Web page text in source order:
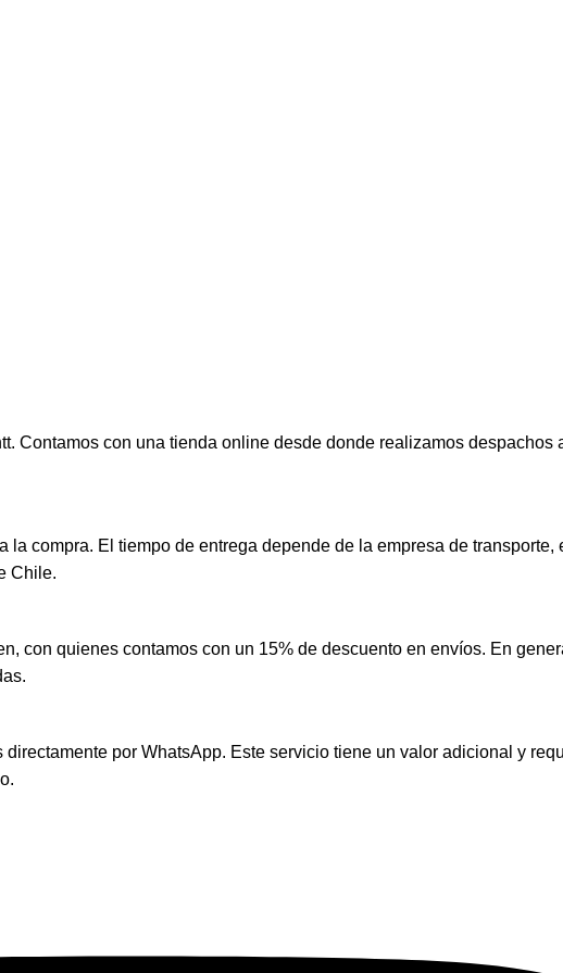
Contamos con una tienda online desde donde realizamos despachos
compra. El tiempo de entrega depende de la empresa de transporte,
Chile.
con quienes contamos con un 15% de descuento en envíos. En
por WhatsApp. Este servicio tiene un valor adicional y